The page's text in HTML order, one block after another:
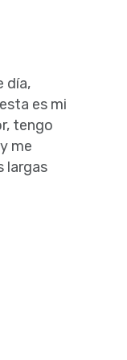
día,
es mi
tengo
me
largas